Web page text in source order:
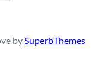
bySuperbThemes